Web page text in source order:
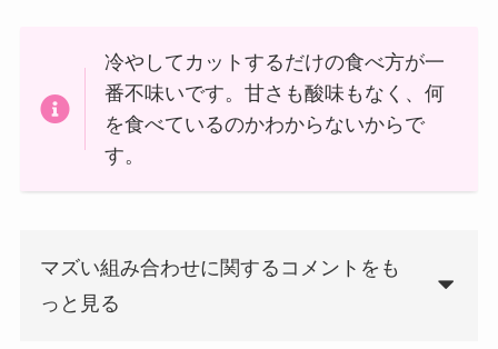
冷やしてカットするだけの食べ方が一
番不味いです。甘さも酸味もなく、何
を食べているのかわからないからで
す。
マズい組み合わせに関するコメントをも
っと見る